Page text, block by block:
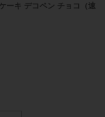
ーキ デコペン チョコ（速